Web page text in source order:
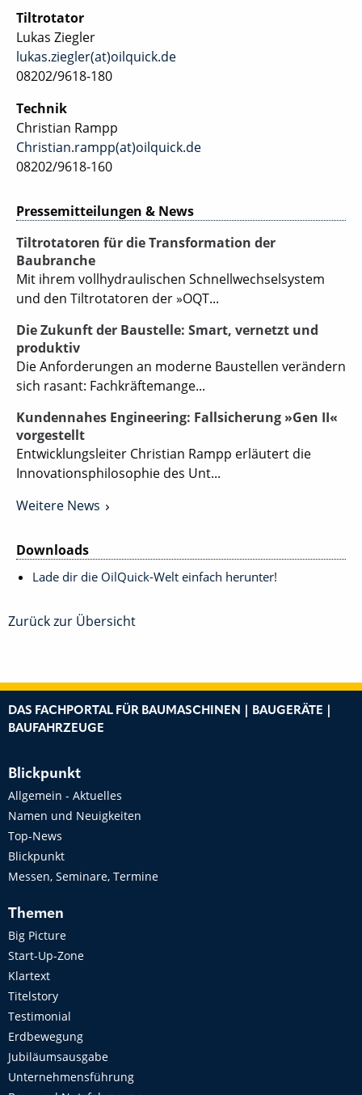
Tiltrotator
Lukas Ziegler
lukas.ziegler(at)oilquick.de
08202/9618-180
Technik
Christian Rampp
Christian.rampp(at)oilquick.de
08202/9618-160
Pressemitteilungen & News
Tiltrotatoren für die Transformation der
Baubranche
Mit ihrem vollhydraulischen Schnellwechselsystem
und den Tiltrotatoren der »OQT...
Die Zukunft der Baustelle: Smart, vernetzt und
produktiv
Die Anforderungen an moderne Baustellen verändern
sich rasant: Fachkräftemange...
Kundennahes Engineering: Fallsicherung »Gen II«
vorgestellt
Entwicklungsleiter Christian Rampp erläutert die
Innovationsphilosophie des Unt...
Weitere News
Downloads
Lade dir die OilQuick-Welt einfach herunter!
Zurück zur Übersicht
DAS FACHPORTAL FÜR BAUMASCHINEN | BAUGERÄTE |
BAUFAHRZEUGE
Blickpunkt
Allgemein - Aktuelles
Namen und Neuigkeiten
Top-News
Blickpunkt
Messen, Seminare, Termine
Themen
Big Picture
Start-Up-Zone
Klartext
Titelstory
Testimonial
Erdbewegung
Jubiläumsausgabe
Unternehmensführung